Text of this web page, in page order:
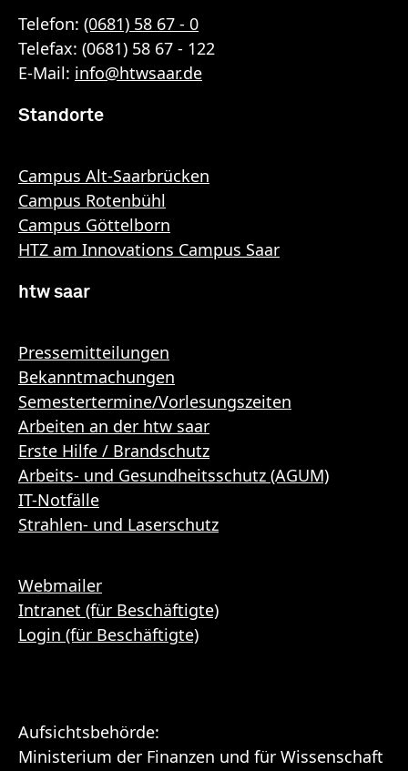
Telefon: (0681) 58 67 - 0
Telefax: (0681) 58 67 - 122
E-Mail: info@htwsaar.de
Standorte
Campus Alt-Saarbrücken
Campus Rotenbühl
Campus Göttelborn
HTZ am Innovations Campus Saar
htw saar
Pressemitteilungen
Bekanntmachungen
Semestertermine/Vorlesungszeiten
Arbeiten an der htw saar
Erste Hilfe / Brandschutz
Arbeits- und Gesundheitsschutz (AGUM)
IT-Notfälle
Strahlen- und Laserschutz
Webmailer
Intranet (für Beschäftigte)
Login (für Beschäftigte)
Aufsichtsbehörde:
Ministerium der Finanzen und für Wissenschaft